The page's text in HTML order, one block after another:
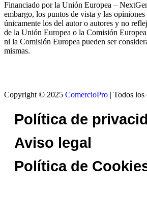
Financiado por la Unión Europea –
embargo, los puntos de vista y las opiniones
únicamente los del autor o autores y no
de la Unión Europea o la Comisión
ni la Comisión Europea pueden ser
mismas.
Copyright © 2025 ComercioPro | Todos los
Política de
Aviso legal
Política de